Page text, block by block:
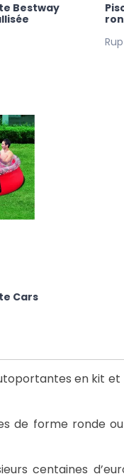
Bestway
Cars
en kit
de forme ronde
centaines